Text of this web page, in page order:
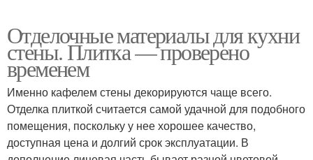
Отделочные материалы для кухни
стены. Плитка — проверено
временем
Именно кафелем стены декорируются чаще всего.
Отделка плиткой считается самой удачной для подобного
помещения, поскольку у нее хорошее качество,
доступная цена и долгий срок эксплуатации. В